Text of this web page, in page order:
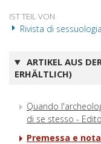
IST TEIL VON
Rivista di
ARTIKEL AUS
ERHÄLTLICH)
Quando
di se stesso -
Premessa e